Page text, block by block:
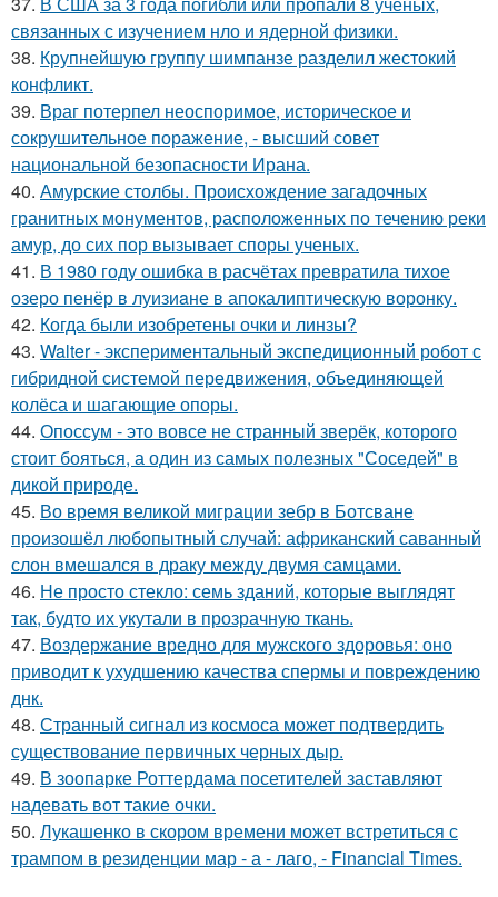
связанных с изучением нло и ядерной физики.
38. Крупнейшую группу шимпанзе разделил жестокий
конфликт.
39. Враг потерпел неоспоримое, историческое и
сокрушительное поражение, - высший совет
национальной безопасности Ирана.
40. Амурские столбы. Происхождение загадочных
гранитных монументов, расположенных по течению реки
амур, до сих пор вызывает споры ученых.
41. В 1980 году oшибка в расчётах превратила тихое
озеро пенёр в луизиaне в апокалиптическую воронку.
42. Когда были изобретены очки и линзы?
43. Walter - экспериментальный экспедиционный робот с
гибридной системой передвижения, объединяющей
колёса и шагающие опоры.
44. Опоссум - это вовсе не странный зверёк, которого
стоит бояться, а один из самых полезных "Соседей" в
дикой природе.
45. Во время великой миграции зебр в Ботсване
произошёл любопытный случай: африканский саванный
слон вмешался в драку между двумя самцами.
46. Не просто стекло: семь зданий, которые выглядят
так, будто их укутали в прозрачную ткань.
47. Воздержание вредно для мужского здоровья: оно
приводит к ухудшению качества спермы и повреждению
днк.
48. Странный сигнал из космоса может подтвердить
существование первичных черных дыр.
49. В зоопарке Роттердама посетителей заставляют
надевать вот такие очки.
50. Лукашенко в скором времени может встретиться с
трампом в резиденции мар - а - лаго, - Financial Times.